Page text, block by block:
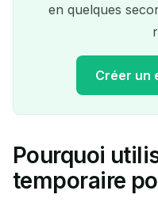
en quelques
Créer un
Votre
Pourquoi
temporaire